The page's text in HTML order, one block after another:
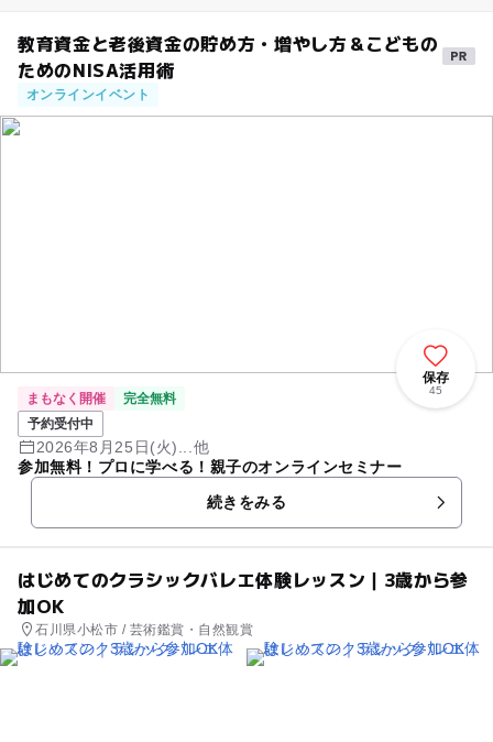
教育資金と老後資金の貯め方・増やし方＆こどもの
ためのNISA活用術
オンラインイベント
保存
45
まもなく開催
完全無料
予約受付中
2026年8月25日(火)...他
参加無料！プロに学べる！親子のオンラインセミナー
続きをみる
はじめてのクラシックバレエ体験レッスン｜3歳から参
加OK
石川県小松市 / 芸術鑑賞・自然観賞